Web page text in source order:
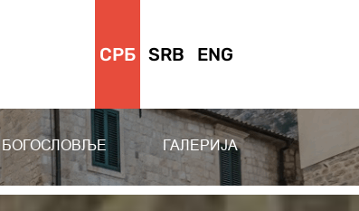
СРБ SRB ENG
БОГОСЛОВЉЕ ГАЛЕРИЈА